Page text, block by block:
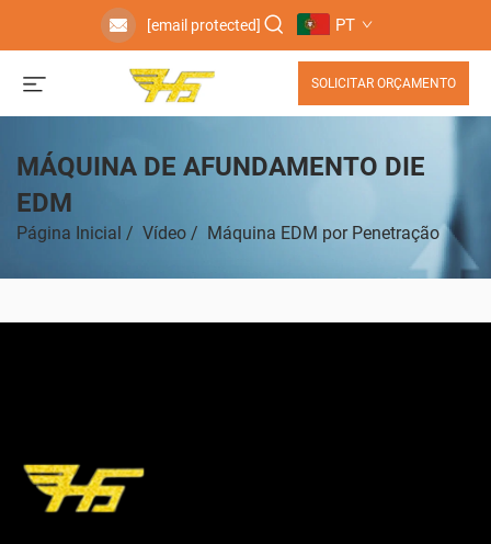
[email protected] PT
SOLICITAR ORÇAMENTO
MÁQUINA DE AFUNDAMENTO DIE
EDM
Página Inicial / Vídeo / Máquina EDM por Penetração